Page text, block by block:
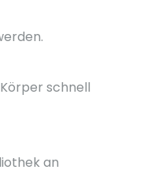
schnell
an